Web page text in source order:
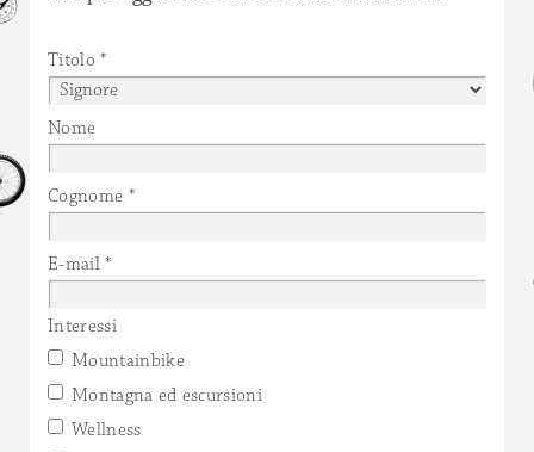
Titolo
Nome
Cognome
E-mail
Interessi
Mountainbike
Montagna ed escursioni
Wellness